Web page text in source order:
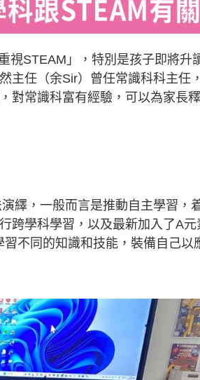
視STEAM」，特別是孩子即將升
主任（余Sir）曾任常識科科主任
對常識科富有經驗，可以為家長
繹，一般而言是推動自主學習，
跨學科學習，以及最新加入了A元
習不同的知識和技能，裝備自己以